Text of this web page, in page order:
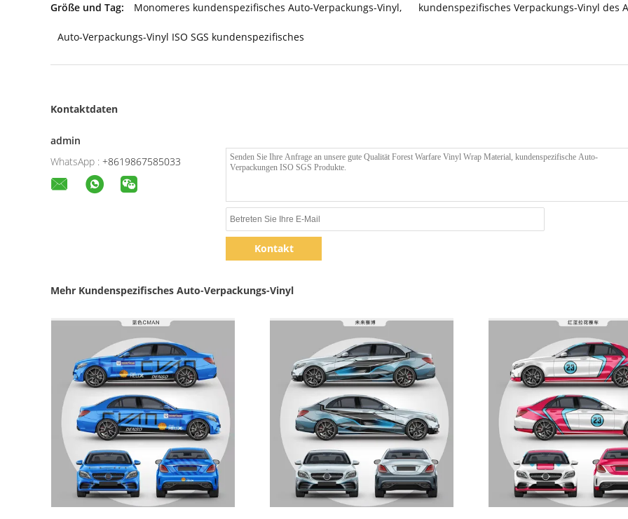
Größe und Tag:
Monomeres kundenspezifisches Auto-Verpackungs-Vinyl, kundenspezifisches Verpackungs-Vinyl des
Auto-Verpackungs-Vinyl ISO SGS kundenspezifisches
Kontaktdaten
admin
WhatsApp : +8619867585033
Kontakt
Mehr Kundenspezifisches Auto-Verpackungs-Vinyl